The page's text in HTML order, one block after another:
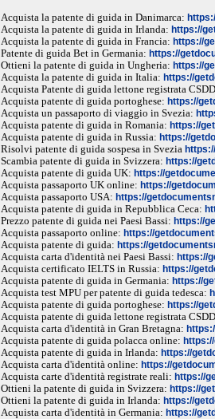
Acquista la patente di guida in Danimarca:
Acquista la patente di guida in Irlanda: https://
Acquista la patente di guida in Francia: https://
Patente di guida Bet in Germania: https://
Ottieni la patente di guida in Ungheria: https://
Acquista la patente di guida in Italia: https://
Acquista Patente di guida lettone registrata
Acquista patente di guida portoghese: https://
Acquista un passaporto di viaggio in Svezia:
Acquista patente di guida in Romania: https://
Acquista patente di guida in Russia: https://
Risolvi patente di guida sospesa in Svezia
Scambia patente di guida in Svizzera: https://
Acquista patente di guida UK: https://
Acquista passaporto UK online: https://
Acquista passaporto USA: https://
Acquista patente di guida in Repubblica Ceca:
Prezzo patente di guida nei Paesi Bassi: https://
Acquista passaporto online: https://
Acquista patente di guida: https://
Acquista carta d'identità nei Paesi Bassi: https://
Acquista certificato IELTS in Russia: https://
Acquista patente di guida in Germania: https://
Acquista test MPU per patente di guida tedesca:
Acquista patente di guida portoghese: https://
Acquista patente di guida lettone registrata
Acquista carta d'identità in Gran Bretagna:
Acquista patente di guida polacca online:
Acquista patente di guida in Irlanda: https://
Acquista carta d'identità online: https://
Acquista carte d'identità registrate reali: https://
Ottieni la patente di guida in Svizzera: https://
Ottieni la patente di guida in Irlanda: https://
Acquista carta d'identità in Germania: https://